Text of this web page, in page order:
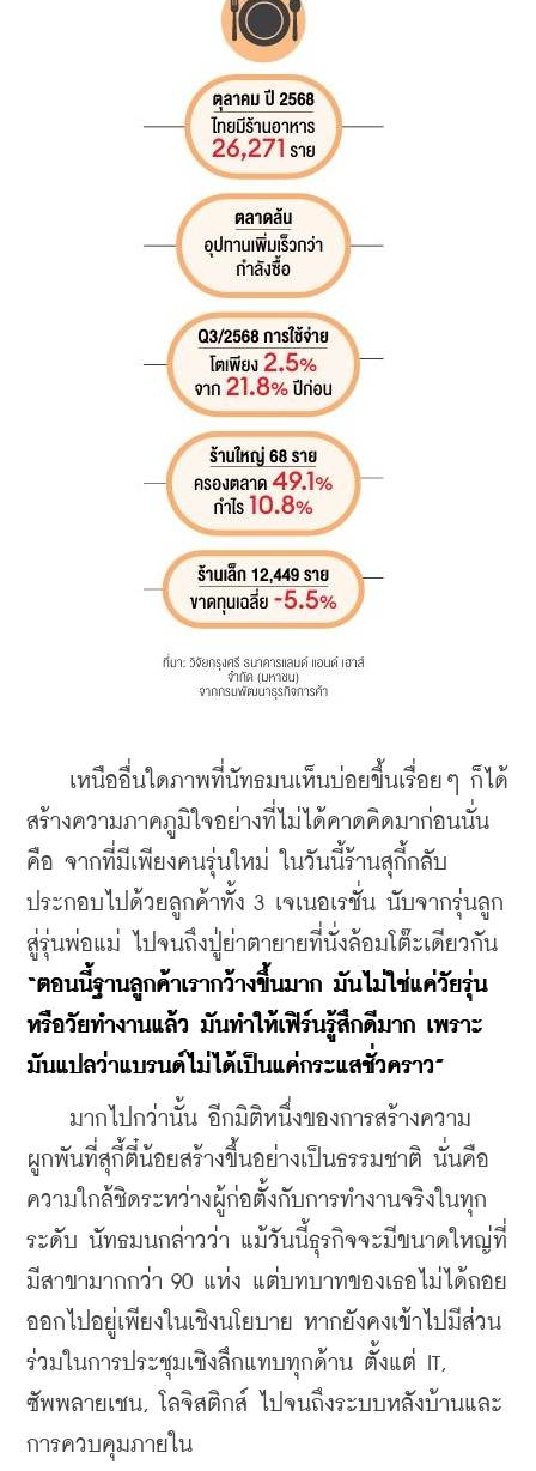
เหนืออื่นใดภาพที่นัทธมนเห็นบ่อยขึ้นเรื่อยๆ ก็ได้
สร้างความภาคภูมิใจอย่างที่ไม่ได้คาดคิดมาก่อนนั่น
คือ จากที่มีเพียงคนรุ่นใหม่ ในวันนี้ร้านสุกี้กลับ
ประกอบไปด้วยลูกค้าทั้ง 3 เจเนอเรชั่น นับจากรุ่นลูก
“ตอนนี้ฐานลูกค้าเรากว้างขึ้นมาก มันไม่ใช่แค่วัยรุ่น
หรือวัยทำงานแล้ว มันทำให้เฟิร์นรู้สึกดีมาก เพราะ
มันแปลว่าแบรนด์ไม่ได้เป็นแค่กระแสชั่วคราว”
มากไปกว่านั้น อีกมิติหนึ่งของการสร้างความ
ผูกพันที่สุกี้ตี๋น้อยสร้างขึ้นอย่างเป็นธรรมชาติ นั่นคือ
ความใกล้ชิดระหว่างผู้ก่อตั้งกับการทำงานจริงในทุก
ระดับ นัทธมนกล่าวว่า แม้วันนี้ธุรกิจจะมีขนาดใหญ่ที่
มีสาขามากกว่า 90 แห่ง แต่บทบาทของเธอไม่ได้ถอย
ออกไปอยู่เพียงในเชิงนโยบาย หากยังคงเข้าไปมีส่วน
ร่วมในการประชุมเชิงลึกแทบทุกด้าน ตั้งแต่ IT,
ซัพพลายเชน, โลจิสติกส์ ไปจนถึงระบบหลังบ้านและ
การควบคุมภายใน